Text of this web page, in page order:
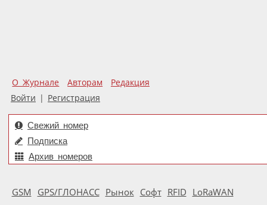
О Журнале Авторам
Редакция
Войти | Регистрация
Свежий номер
Подписка
Архив номеров
GSM GPS/ГЛОНАСС Рынок Софт RFID LoRaWAN